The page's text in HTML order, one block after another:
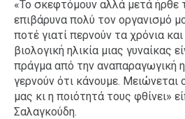
Food
Body+Mind
Ταξίδια
Style
Σπίτι
Family
Σχέσεις
«Το σκεφτόμουν αλλά μετά ήρθε
επιβάρυνα πολύ τον οργανισμό
ποτέ γιατί περνούν τα χρόνια
βιολογική ηλικία μιας γυναίκας
πράγμα από την αναπαραγωγική
γερνούν ότι κάνουμε.
μας κι η ποιότητά τους φθίνει»
Σαλαγκούδη.